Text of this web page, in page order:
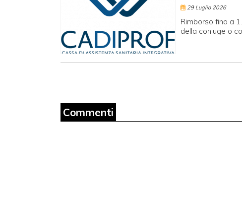
29 Luglio 2026
Rimborso fino a
della coniuge o
Commenti